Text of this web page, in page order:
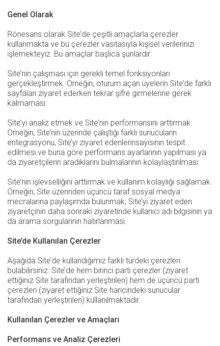
Genel Olarak
Rönesans olarak Site’de çeşitli amaçlarla çerezler
kullanmakta ve bu çerezler vasıtasıyla kişisel verilerinizi
işlemekteyiz. Bu amaçlar başlıca şunlardır:
Site’nin çalışması için gerekli temel fonksiyonları
gerçekleştirmek. Örneğin, oturum açan üyelerin Site’de farklı
sayfaları ziyaret ederken tekrar şifre girmelerine gerek
kalmaması.
Site’yi analiz etmek ve Site’nin performansını arttırmak.
Örneğin, Site’nin üzerinde çalıştığı farklı sunucuların
entegrasyonu, Site’yi ziyaret edenlerinsayısının tespit
edilmesi ve buna göre performans ayarlarının yapılması ya
da ziyaretçilerin aradıklarını bulmalarının kolaylaştırılması.
Site’nin işlevselliğini arttırmak ve kullanım kolaylığı sağlamak.
Örneğin, Site üzerinden üçüncü taraf sosyal medya
mecralarına paylaşımda bulunmak, Site’yi ziyaret eden
ziyaretçinin daha sonraki ziyaretinde kullanıcı adı bilgisinin ya
da arama sorgularının hatırlanması.
Site’de Kullanılan Çerezler
Aşağıda Site’de kullandığımız farklı türdeki çerezleri
bulabilirsiniz. Site’de hem birinci parti çerezler (ziyaret
ettiğiniz Site tarafından yerleştirilen) hem de üçüncü parti
çerezleri (ziyaret ettiğiniz Site haricindeki sunucular
tarafından yerleştirilen) kullanılmaktadır.
Kullanılan Çerezler ve Amaçları
Performans ve Analiz Çerezleri